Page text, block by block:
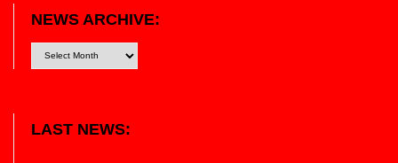
NEWS ARCHIVE:
LAST NEWS: